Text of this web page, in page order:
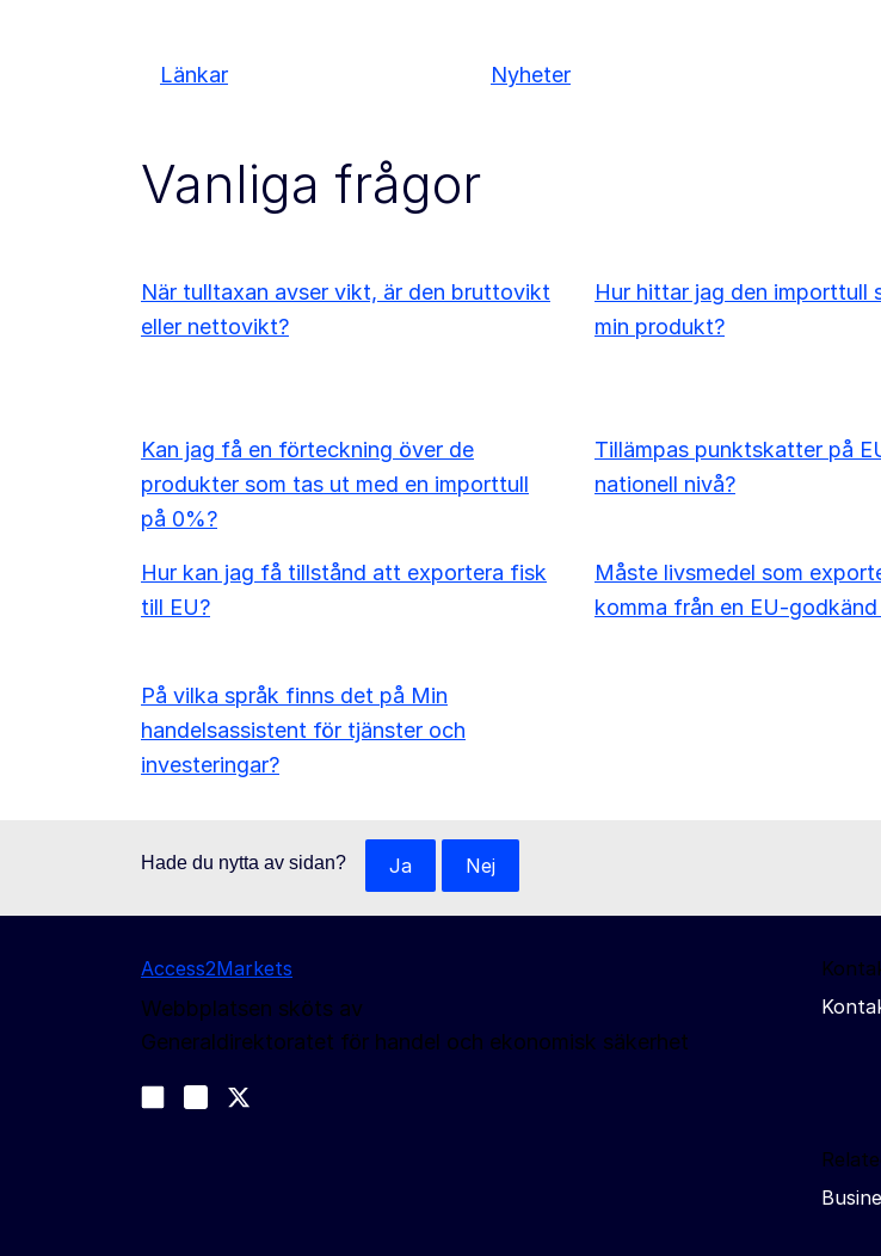
Länkar Nyheter
Vanliga frågor
När tulltaxan avser vikt, är den bruttovikt
eller nettovikt?
Hur hittar jag den importtull
min produkt?
Kan jag få en förteckning över de
produkter som tas ut med en importtull
på 0%?
Tillämpas punktskatter på
nationell nivå?
Hur kan jag få tillstånd att exportera fisk
till EU?
Måste livsmedel som
komma från en EU-
På vilka språk finns det på Min
handelsassistent för tjänster och
investeringar?
Hade du nytta av sidan? Ja Nej
Access2Markets
Webbplatsen sköts av
Generaldirektoratet för handel och ekonomisk säkerhet
Join us on LinkedIn
Trade-Off podcast